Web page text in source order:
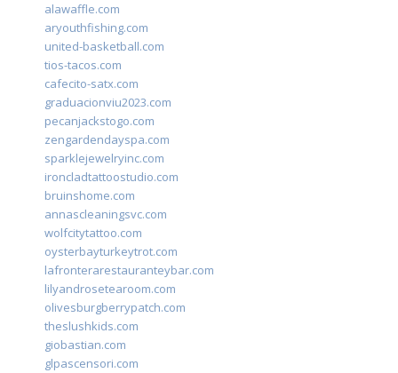
alawaffle.com
aryouthfishing.com
united-basketball.com
tios-tacos.com
cafecito-satx.com
graduacionviu2023.com
pecanjackstogo.com
zengardendayspa.com
sparklejewelryinc.com
ironcladtattoostudio.com
bruinshome.com
annascleaningsvc.com
wolfcitytattoo.com
oysterbayturkeytrot.com
lafronterarestauranteybar.com
lilyandrosetearoom.com
olivesburgberrypatch.com
theslushkids.com
giobastian.com
glpascensori.com